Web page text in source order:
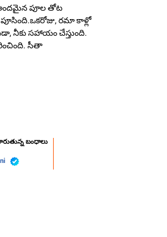
అందమైన పూల తోట
రమా కాళ్లో
నీకు సహాయం చేస్తుంది.
సీతా
బంధాలు